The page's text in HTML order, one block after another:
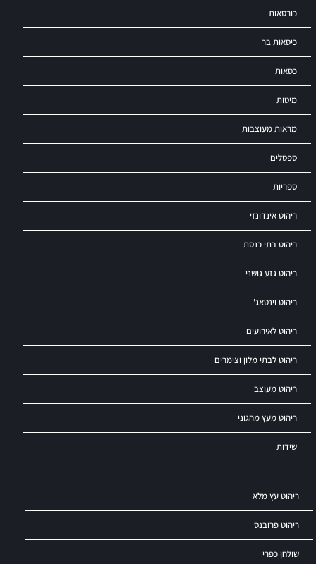
כורסאות
כיסאות בר
כסאות
מיטות
מראות מעוצבות
ספסלים
ספריות
ריהוט אינדונזי
ריהוט בתי כנסת
ריהוט גזע גושני
ריהוט וינטאג'
ריהוט לאירועים
ריהוט לבתי מלון וצימרים
ריהוט מעוצב
ריהוט מעץ מהגוני
שידות
ריהוט עץ מלא
ריהוט פרובנס
שולחן כפרי